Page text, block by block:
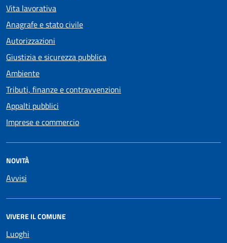
Vita lavorativa
Anagrafe e stato civile
Autorizzazioni
Giustizia e sicurezza pubblica
Ambiente
Tributi, finanze e contravvenzioni
Appalti pubblici
Imprese e commercio
NOVITÀ
Avvisi
VIVERE IL COMUNE
Luoghi